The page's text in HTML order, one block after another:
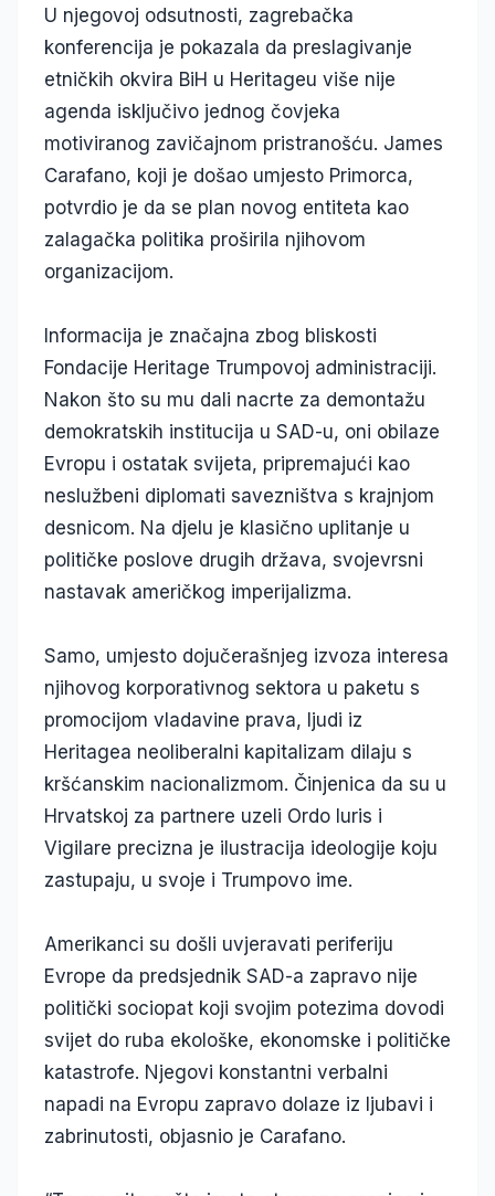
U njegovoj odsutnosti, zagrebačka
konferencija je pokazala da preslagivanje
etničkih okvira BiH u Heritageu više nije
agenda isključivo jednog čovjeka
motiviranog zavičajnom pristranošću. James
Carafano, koji je došao umjesto Primorca,
potvrdio je da se plan novog entiteta kao
zalagačka politika proširila njihovom
organizacijom.
Informacija je značajna zbog bliskosti
Fondacije Heritage Trumpovoj administraciji.
Nakon što su mu dali nacrte za demontažu
demokratskih institucija u SAD-u, oni obilaze
Evropu i ostatak svijeta, pripremajući kao
neslužbeni diplomati savezništva s krajnjom
desnicom. Na djelu je klasično uplitanje u
političke poslove drugih država, svojevrsni
nastavak američkog imperijalizma.
Samo, umjesto dojučerašnjeg izvoza interesa
njihovog korporativnog sektora u paketu s
promocijom vladavine prava, ljudi iz
Heritagea neoliberalni kapitalizam dilaju s
kršćanskim nacionalizmom. Činjenica da su u
Hrvatskoj za partnere uzeli Ordo Iuris i
Vigilare precizna je ilustracija ideologije koju
zastupaju, u svoje i Trumpovo ime.
Amerikanci su došli uvjeravati periferiju
Evrope da predsjednik SAD-a zapravo nije
politički sociopat koji svojim potezima dovodi
svijet do ruba ekološke, ekonomske i političke
katastrofe. Njegovi konstantni verbalni
napadi na Evropu zapravo dolaze iz ljubavi i
zabrinutosti, objasnio je Carafano.